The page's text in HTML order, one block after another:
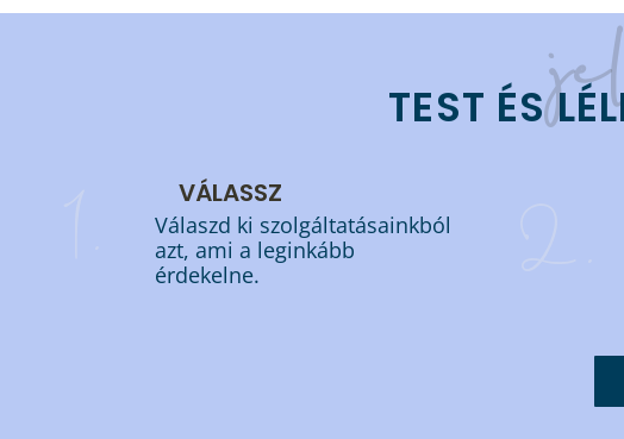
TEST ÉS
VÁLASSZ
Válaszd ki szolgáltatásainkból
azt, ami a leginkább
érdekelne.